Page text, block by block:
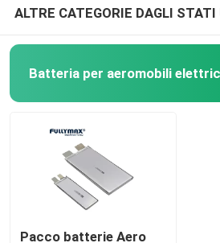
ALTRE CATEGORIE DAGLI
Batteria per aeromobili
Pacco batterie Aero